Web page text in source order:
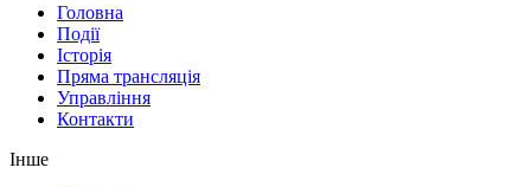
Головна
Події
Історія
Пряма трансляція
Управління
Контакти
Інше